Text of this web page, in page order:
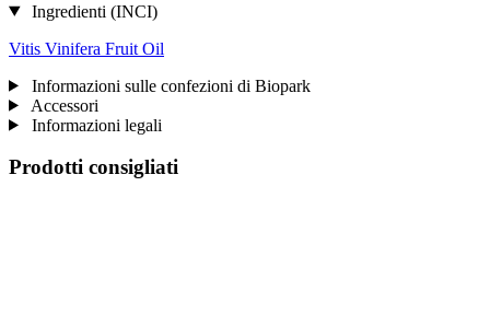
Ingredienti (INCI)
Vitis Vinifera Fruit Oil
Informazioni sulle confezioni di Biopark
Accessori
Informazioni legali
Prodotti consigliati